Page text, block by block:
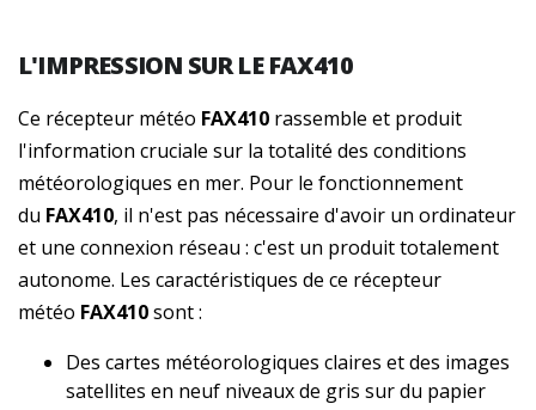
L'IMPRESSION SUR LE FAX410
Ce récepteur météo FAX410 rassemble et produit
l'information cruciale sur la totalité des conditions
météorologiques en mer. Pour le fonctionnement
du FAX410, il n'est pas nécessaire d'avoir un ordinateur
et une connexion réseau : c'est un produit totalement
autonome. Les caractéristiques de ce récepteur
météo FAX410sont :
Des cartes météorologiques claires et des images
satellites en neuf niveaux de gris sur du papier